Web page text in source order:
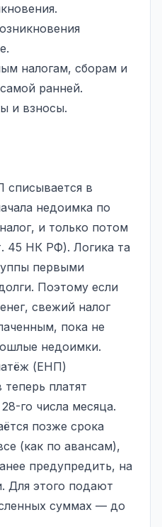
налогам, сборам и
ранней.
и взносы.
в
недоимка по
и только потом
45 НК РФ). Логика та
первыми
Поэтому если
свежий налог
пока не
недоимки.
(ЕНП)
платят
го числа месяца.
позже срока
(как по авансам),
предупредить, на
Для этого подают
суммах — до